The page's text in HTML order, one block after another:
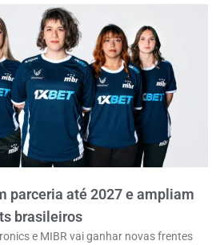
parceria até 2027 e ampliam
brasileiros
e MIBR vai ganhar novas frentes